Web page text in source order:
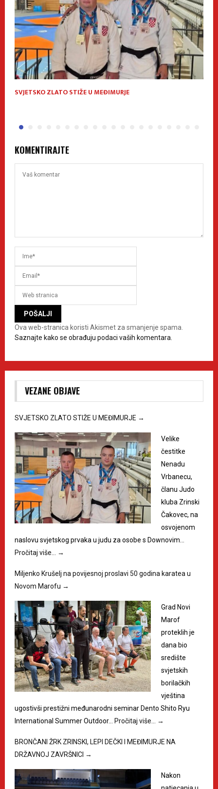
SVJETSKO ZLATO STIŽE U MEĐIMURJE
KOMENTIRAJTE
Ova web-stranica koristi Akismet za smanjenje spama.
Saznajte kako se obrađuju podaci vaših komentara.
VEZANE OBJAVE
SVJETSKO ZLATO STIŽE U MEĐIMURJE →
Velike
čestitke
Nenadu
Vrbanecu,
članu Judo
kluba Zrinski
Čakovec, na
osvojenom
naslovu svjetskog prvaka u judu za osobe s Downovim…
Pročitaj više… →
Miljenko Krušelj na povijesnoj proslavi 50 godina karatea u
Novom Marofu →
Grad Novi
Marof
proteklih je
dana bio
središte
svjetskih
borilačkih
vještina
ugostivši prestižni međunarodni seminar Dento Shito Ryu
International Summer Outdoor… Pročitaj više… →
BRONČANI ŽRK ZRINSKI, LEPI DEČKI I MEĐIMURJE NA
DRŽAVNOJ ZAVRŠNICI →
Nakon